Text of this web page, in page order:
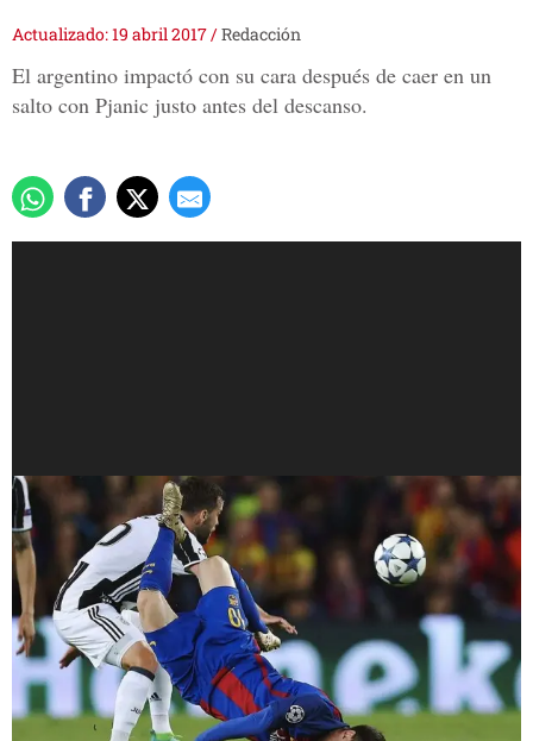
Actualizado: 19 abril 2017/Redacción
El argentino impactó con su cara después de caer en un
salto con Pjanic justo antes del descanso.